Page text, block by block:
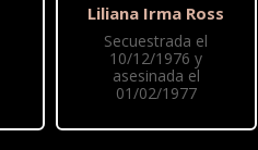
Liliana Irma Ross
Secuestrada el
10/12/1976 y
asesinada el
01/02/1977